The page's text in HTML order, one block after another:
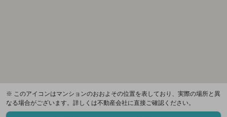
※ このアイコンはマンションのおおよその位置を表しており、実際の場所と異
なる場合がございます。詳しくは不動産会社に直接ご確認ください。